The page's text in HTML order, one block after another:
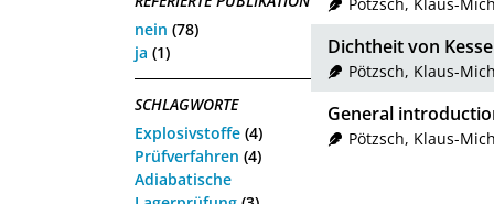
nein (78)
ja (1)
SCHLAGWORTE
Explosivstoffe (4)
Prüfverfahren (4)
Adiabatische
Pötzsch, Klaus-
Dichtheit von
Pötzsch, Klaus-
General
Pötzsch, Klaus-